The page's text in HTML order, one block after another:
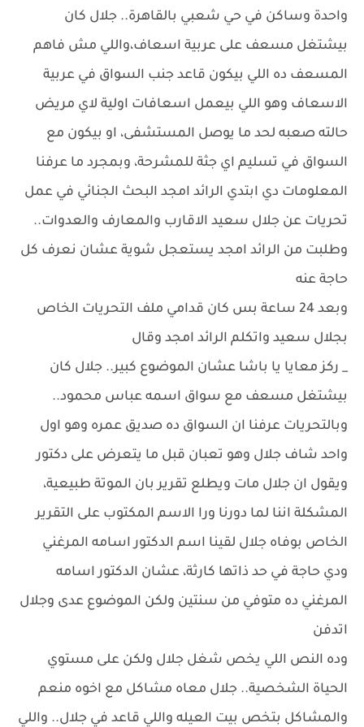
واحدة وساكن في حي شعبي بالقاهرة.. جلال كان
بيشتغل مسعف على عربية اسعاف،واللي مش فاهم
المسعف ده اللي بيكون قاعد جنب السواق في عربية
الاسعاف وهو اللي بيعمل اسعافات اولية لاي مريض
حالته صعبه لحد ما يوصل المستشفى، او بيكون مع
السواق في تسليم اي جثة للمشرحة، وبمجرد ما عرفنا
المعلومات دي ابتدي الرائد امجد البحث الجنائي في عمل
تحريات عن جلال سعيد الاقارب والمعارف والعدوات..
وطلبت من الرائد امجد يستعجل شوية عشان نعرف كل
حاجة عنه
وبعد 24 ساعة بس كان قدامي ملف التحريات الخاص
بجلال سعيد واتكلم الرائد امجد وقال
_ ركز معايا يا باشا عشان الموضوع كبير.. جلال كان
بيشتغل مسعف مع سواق اسمه عباس محمود..
وبالتحريات عرفنا ان السواق ده صديق عمره وهو اول
واحد شاف جلال وهو تعبان قبل ما يتعرض على دكتور
ويقول ان جلال مات ويطلع تقرير بان الموتة طبيعية،
المشكلة اننا لما دورنا ورا الاسم المكتوب على التقرير
الخاص بوفاه جلال لقينا اسم الدكتور اسامه المرغني
ودي حاجة في حد ذاتها كارثة، عشان الدكتور اسامه
المرغني ده متوفي من سنتين ولكن الموضوع عدى وجلال
اتدفن
وده النص اللي يخص شغل جلال ولكن على مستوي
الحياة الشخصية.. جلال معاه مشاكل مع اخوه منعم
والمشاكل بتخص بيت العيله واللي قاعد في جلال.. واللي